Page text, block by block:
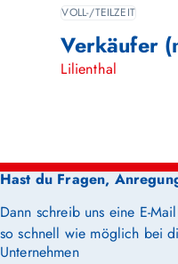
Verkäufer
Lilienthal
VOLL-/TEILZEIT
Hast du Fragen,
Dann schreib uns eine E-
so schnell wie möglich bei
Unternehmen